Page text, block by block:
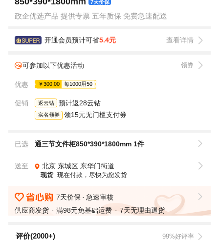
7天价保
政企优选产品 提供专票 五年质保 免费急速配送
开通会员预计可省5.4元 查看详情
可参加以下优惠活动 领券
优惠 ￥300.00 每1000用50
促销 返云钻 预计返28云钻
实名领券 领15元无门槛支付券
已选 通三节文件柜850*390*1800mm 1件
送至 北京 东城区 东华门街道
现货 现在付款，尽快为您发货
7天价保
急速审核
供应商发货
满98元免基础运费 7天无理由退货
评价(2000+) 99%好评率